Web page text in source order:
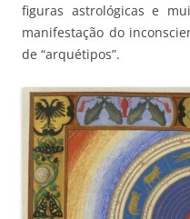
figuras astrológicas e
manifestação do
de “arquétipos”.